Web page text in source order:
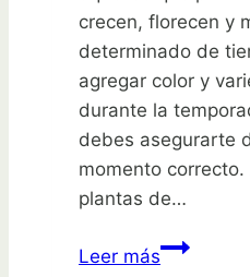
crecen, florecen y
determinado de
agregar color y
durante la
debes asegurarte
momento
plantas de…
Leer másSemillas